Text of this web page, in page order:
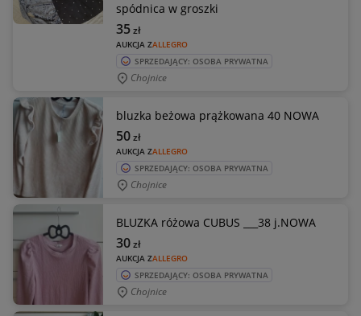
spódnica w groszki
AUKCJA ZALLEGRO
35zł
SPRZEDAJĄCY: OSOBA PRYWATNA
Chojnice
bluzka beżowa prążkowana 40 NOWA
AUKCJA ZALLEGRO
50zł
SPRZEDAJĄCY: OSOBA PRYWATNA
Chojnice
BLUZKA różowa CUBUS ___38 j.NOWA
AUKCJA ZALLEGRO
30zł
SPRZEDAJĄCY: OSOBA PRYWATNA
Chojnice